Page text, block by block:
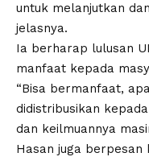
untuk melanjutkan
jelasnya.
Ia berharap lulusan
manfaat kepada
“Bisa bermanfaat,
didistribusikan
dan keilmuannya
Hasan juga berpesan